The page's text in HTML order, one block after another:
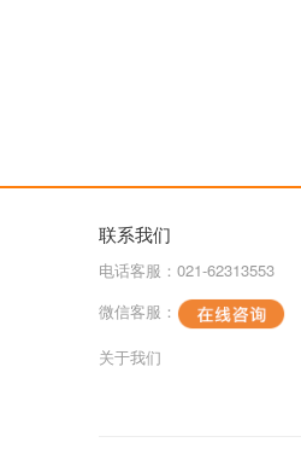
联系我们
电话客服：021-62313553
微信客服：
关于我们